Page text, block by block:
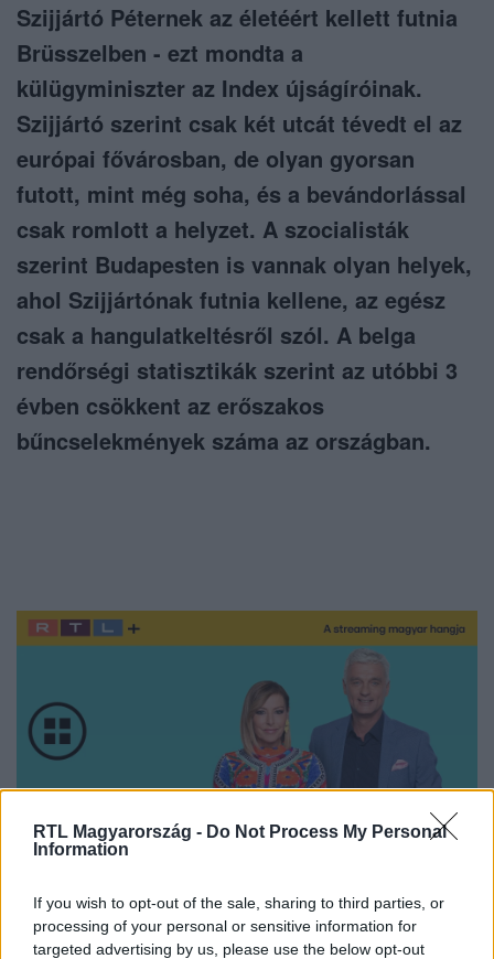
RTL Magyarország - Do Not Process My Personal
Information
If you wish to opt-out of the sale, sharing to third parties, or
processing of your personal or sensitive information for
targeted advertising by us, please use the below opt-out
Szijjártó Péternek az életéért kellett futnia
Brüsszelben - ezt mondta a
külügyminiszter az Index újságíróinak.
Szijjártó szerint csak két utcát tévedt el az
európai fővárosban, de olyan gyorsan
futott, mint még soha, és a bevándorlással
csak romlott a helyzet. A szocialisták
szerint Budapesten is vannak olyan helyek,
ahol Szijjártónak futnia kellene, az egész
csak a hangulatkeltésről szól. A belga
rendőrségi statisztikák szerint az utóbbi 3
évben csökkent az erőszakos
bűncselekmények száma az országban.
Nézd vissza a Híradó adásait az RTL+ felületén!